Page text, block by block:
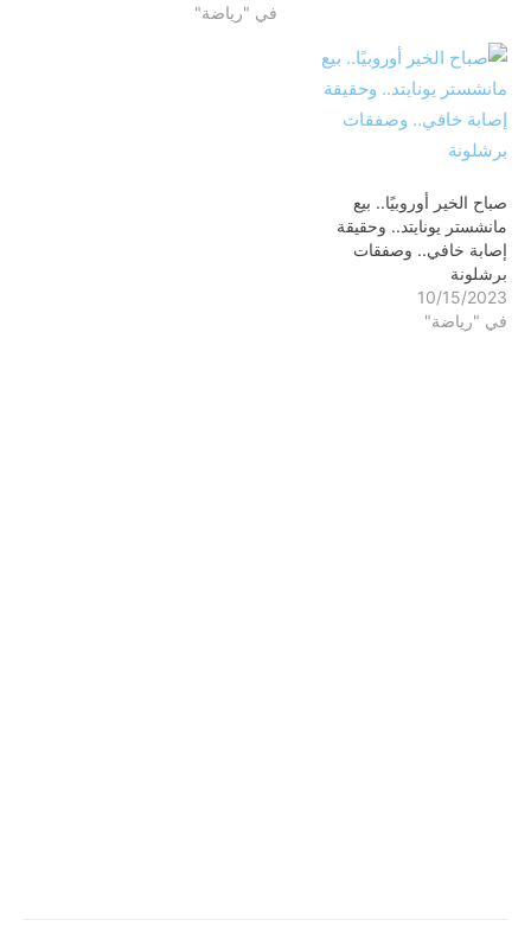
في "رياضة"
صباح الخير أوروبيًا.. بيع
مانشستر يونايتد.. وحقيقة
إصابة خافي.. وصفقات
برشلونة
10/15/2023
في "رياضة"